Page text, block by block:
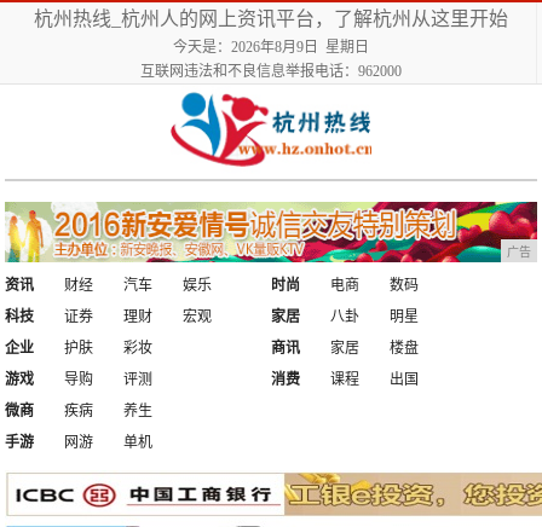
杭州热线_杭州人的网上资讯平台，了解杭州从这里开始
今天是：2026年8月9日 星期日
互联网违法和不良信息举报电话：962000
广告
资讯 财经 汽车
娱乐
科技
证券 理财 宏观
时尚 电商
数码
家居
八卦
明星
企业
护肤
彩妆
游戏
导购 评测
商讯 家居
楼盘
消费
课程
出国
微商
疾病
养生
手游
网游 单机